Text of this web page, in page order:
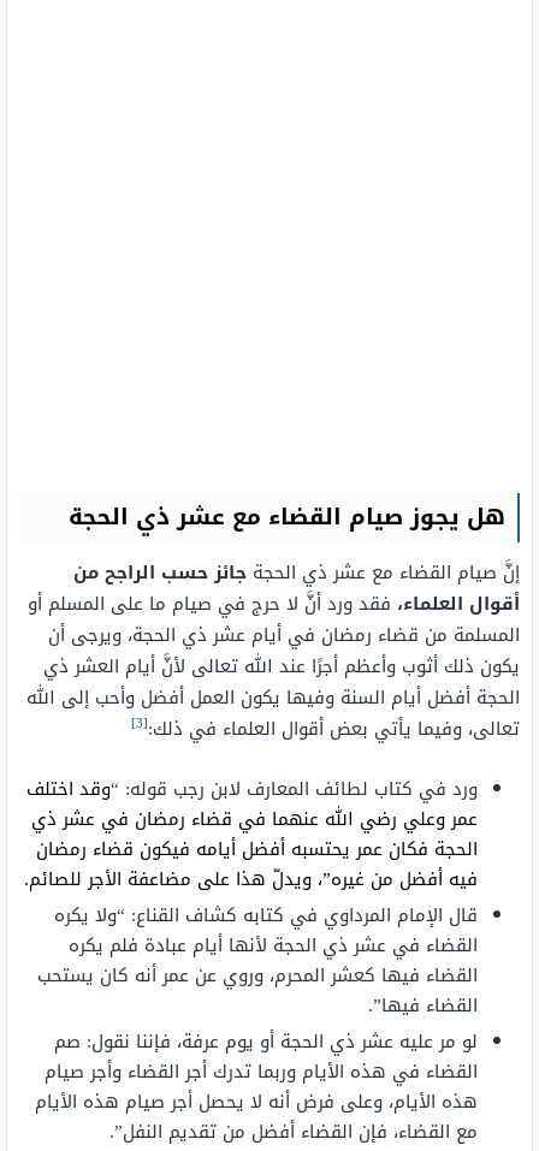
هل يجوز صيام القضاء مع عشر ذي الحجة
إنَّ صيام القضاء مع عشر ذي الحجة جائز حسب الراجح من
أقوال العلماء، فقد ورد أنَّ لا حرج في صيام ما على المسلم أو
المسلمة من قضاء رمضان في أيام عشر ذي الحجة، ويرجى أن
يكون ذلك أثوب وأعظم أجرًا عند الله تعالى لأنَّ أيام العشر ذي
الحجة أفضل أيام السنة وفيها يكون العمل أفضل وأحب إلى الله
تعالى، وفيما يأتي بعض أقوال العلماء في ذلك:[3]
ورد في كتاب لطائف المعارف لابن رجب قوله: “وقد اختلف
عمر وعلي رضي الله عنهما في قضاء رمضان في عشر ذي
الحجة فكان عمر يحتسبه أفضل أيامه فيكون قضاء رمضان
فيه أفضل من غيره”، ويدلّ هذا على مضاعفة الأجر للصائم.
قال الإمام المرداوي في كتابه كشاف القناع: “ولا يكره
القضاء في عشر ذي الحجة لأنها أيام عبادة فلم يكره
القضاء فيها كعشر المحرم، وروي عن عمر أنه كان يستحب
القضاء فيها”.
لو مر عليه عشر ذي الحجة أو يوم عرفة، فإننا نقول: صم
القضاء في هذه الأيام وربما تدرك أجر القضاء وأجر صيام
هذه الأيام، وعلى فرض أنه لا يحصل أجر صيام هذه الأيام
مع القضاء، فإن القضاء أفضل من تقديم النفل”.